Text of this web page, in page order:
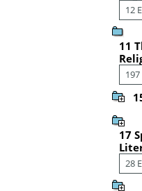
12
11
17
28